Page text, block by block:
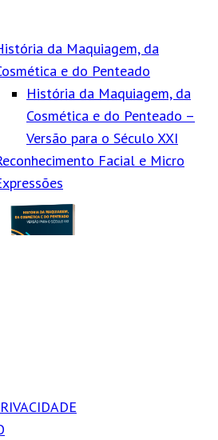
da Maquiagem, da
e do Penteado
História da Maquiagem, da
Cosmética e do Penteado –
Versão para o Século XXI
Facial e Micro